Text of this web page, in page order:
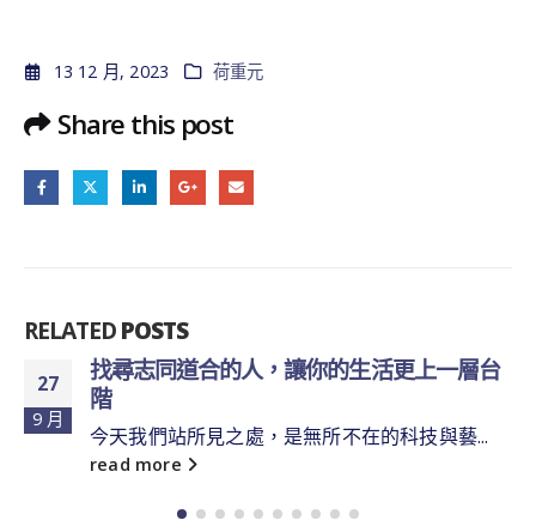
13 12 月, 2023 荷重元
Share this post
RELATEDPOSTS
27
9 月
找尋志同道合的人，讓你的生活更上一層台
階
今天我們站所見之處，是無所不在的科技與藝...
read more